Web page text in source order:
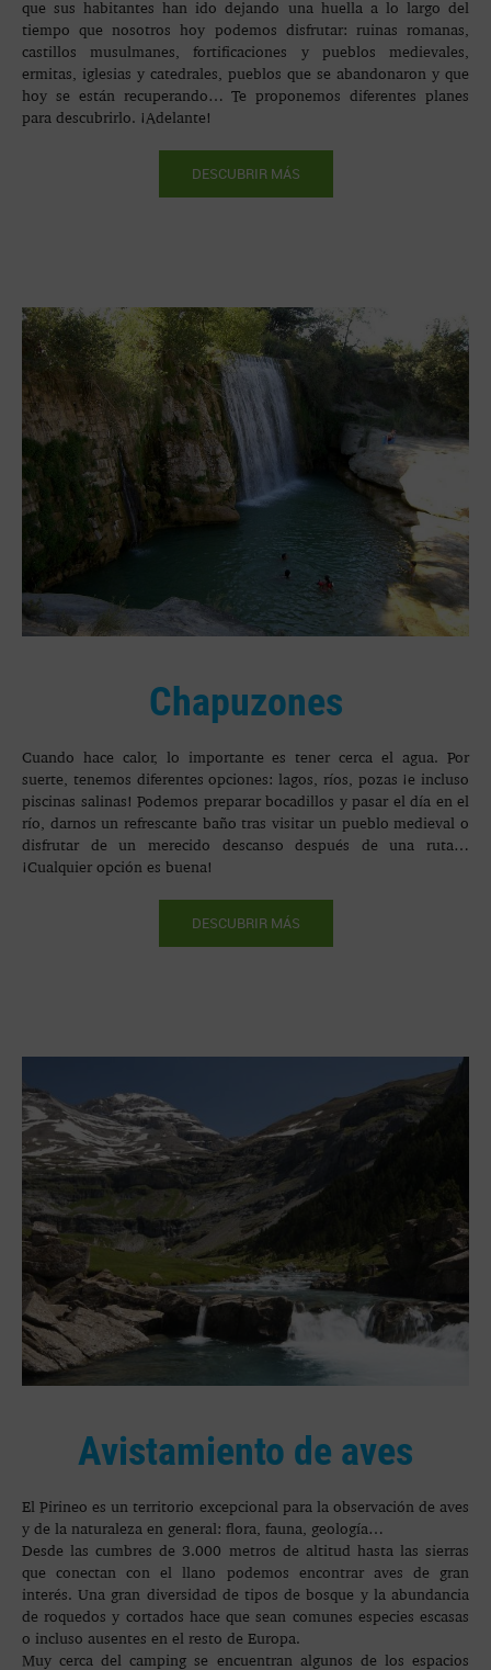
que sus habitantes han ido dejando una huella a lo largo del
tiempo que nosotros hoy podemos disfrutar: ruinas romanas,
castillos musulmanes, fortificaciones y pueblos medievales,
ermitas, iglesias y catedrales, pueblos que se abandonaron y que
hoy se están recuperando… Te proponemos diferentes planes
para descubrirlo. ¡Adelante!
DESCUBRIR MÁS
Chapuzones
Cuando hace calor, lo importante es tener cerca el agua. Por
suerte, tenemos diferentes opciones: lagos, ríos, pozas ¡e incluso
piscinas salinas! Podemos preparar bocadillos y pasar el día en el
río, darnos un refrescante baño tras visitar un pueblo medieval o
disfrutar de un merecido descanso después de una ruta…
¡Cualquier opción es buena!
DESCUBRIR MÁS
Avistamiento de aves
El Pirineo es un territorio excepcional para la observación de aves
y de la naturaleza en general: flora, fauna, geología…
Desde las cumbres de 3.000 metros de altitud hasta las sierras
que conectan con el llano podemos encontrar aves de gran
interés. Una gran diversidad de tipos de bosque y la abundancia
de roquedos y cortados hace que sean comunes especies escasas
o incluso ausentes en el resto de Europa.
Muy cerca del camping se encuentran algunos de los espacios